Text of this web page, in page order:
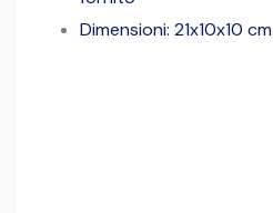
Dimensioni: 21x10x10 cm